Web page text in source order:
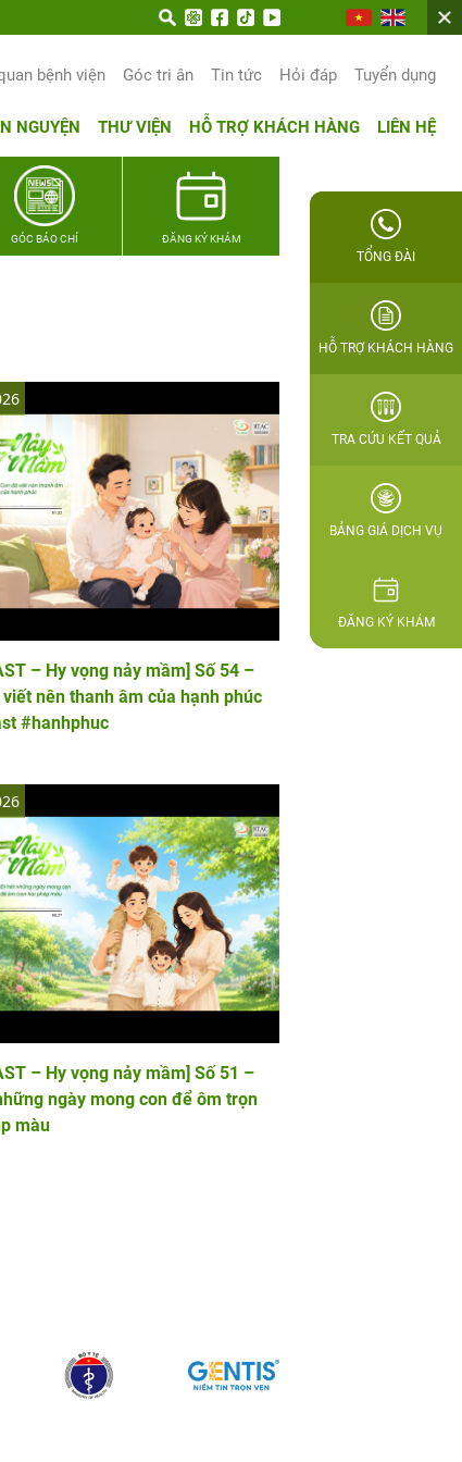
bệnh viện Góc tri ân Tin tức Hỏi đáp Tuyển dụng
NGUYỆN THƯ VIỆN HỖ TRỢ KHÁCH HÀNG LIÊN HỆ
GÓC BÁO CHÍ ĐĂNG KÝ KHÁM
– Hy vọng nảy mầm] Số 54 –
nên thanh âm của hạnh phúc
#hanhphuc
– Hy vọng nảy mầm] Số 51 –
ngày mong con để ôm trọn
màu
TỔNG ĐÀI
HỖ TRỢ KHÁCH HÀNG
TRA CỨU KẾT QUẢ
BẢNG GIÁ DỊCH VỤ
ĐĂNG KÝ KHÁM